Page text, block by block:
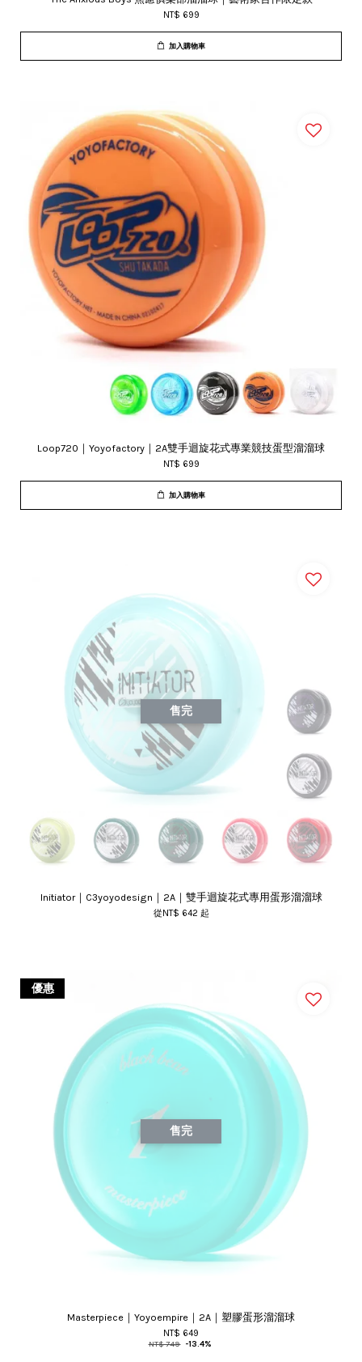
NT$ 699
加入購物車
Loop720｜Yoyofactory｜2A雙手迴旋花式專業競技蛋型溜溜球
NT$ 699
加入購物車
售完
Initiator｜C3yoyodesign｜2A｜雙手迴旋花式專用蛋形溜溜球
從NT$ 642 起
優惠
售完
Masterpiece｜Yoyoempire｜2A｜塑膠蛋形溜溜球
NT$ 649
NT$ 749 -13.4%